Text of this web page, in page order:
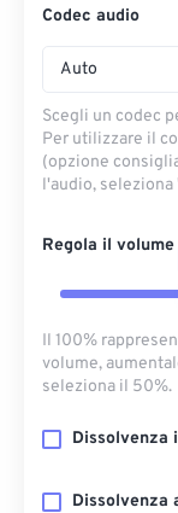
Codec audio
Auto
Scegli un codec
Per utilizzare il
(opzione
l'audio,
Regola il volume
Il 100%
volume,
seleziona il 50%.
Dissolvenza
Dissolvenza